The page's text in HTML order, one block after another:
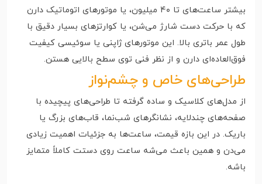
بیشتر ساعت‌های تا ۴۰ میلیون، یا موتورهای اتوماتیک دارن
که با حرکت دست شارژ می‌شن، یا کوارتزهای بسیار دقیق با
طول عمر باتری بالا. این موتورهای ژاپنی یا سوئیسی کیفیت
فوق‌العاده‌ای دارن و از نظر فنی توی سطح بالایی هستن.
طراحی‌های خاص و چشم‌نواز
از مدل‌های کلاسیک و ساده گرفته تا طراحی‌های پیچیده با
صفحه‌های چندلایه، نشانگرهای شب‌نما، قاب‌های بزرگ یا
باریک. در این بازه قیمت، ساعت‌ها به جزئیات اهمیت زیادی
می‌دن و همین باعث می‌شه ساعت روی دستت کاملاً متمایز
باشه.